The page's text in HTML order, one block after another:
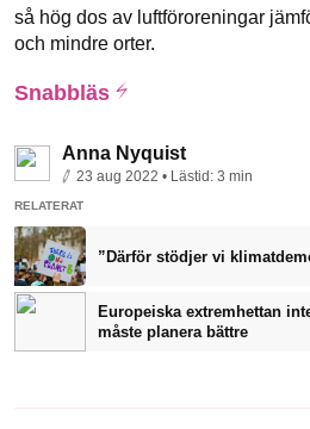
så hög dos av luftföroreningar
och mindre orter.
Snabbläs
Anna Nyquist
23 aug 2022 • Lästid: 3 min
RELATERAT
”Därför stödjer vi
Europeiska extremhettan
måste planera bättre